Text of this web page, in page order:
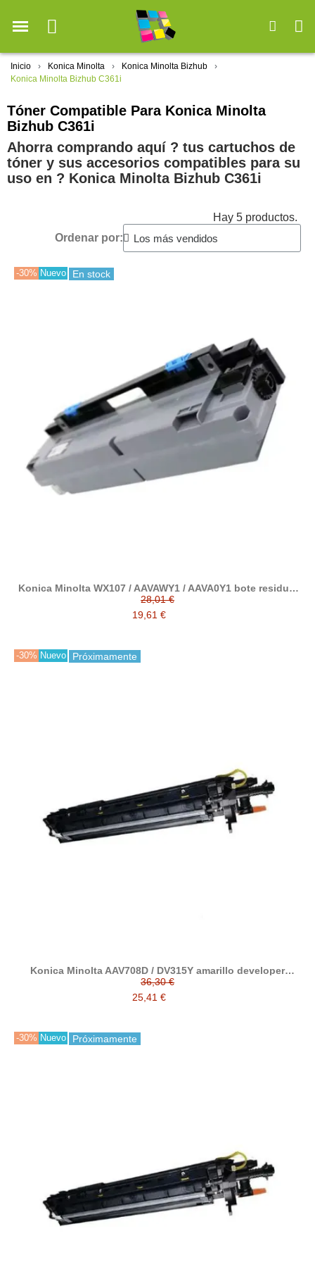
Inicio Konica Minolta
Konica Minolta Bizhub
Konica Minolta Bizhub C361i
Tóner Compatible Para Konica Minolta
Bizhub C361i
Ahorra comprando aquí ? tus cartuchos de
tóner y sus accesorios compatibles para su
uso en ?️ Konica Minolta Bizhub C361i
Hay 5 productos.
Ordenar por:
-30% Nuevo En stock
Konica Minolta WX107 / AAVAWY1 / AAVA0Y1 bote residual
compatible
28,01 €
19,61 €
-30% Nuevo Próximamente
Konica Minolta AAV708D / DV315Y amarillo developer
reciclado
36,30 €
25,41 €
-30% Nuevo Próximamente